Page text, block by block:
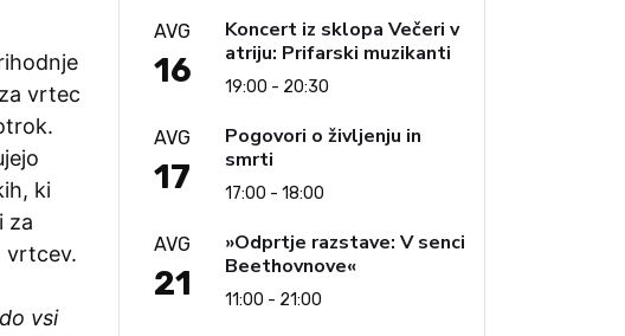
vrtec
ki
za
vrtcev.
vsi
AVG
16
Koncert iz sklopa Večeri v
atriju: Prifarski muzikanti
19:00 - 20:30
AVG
17
Pogovori o življenju in
smrti
17:00 - 18:00
AVG
21
»Odprtje razstave: V senci
Beethovnove«
11:00 - 21:00